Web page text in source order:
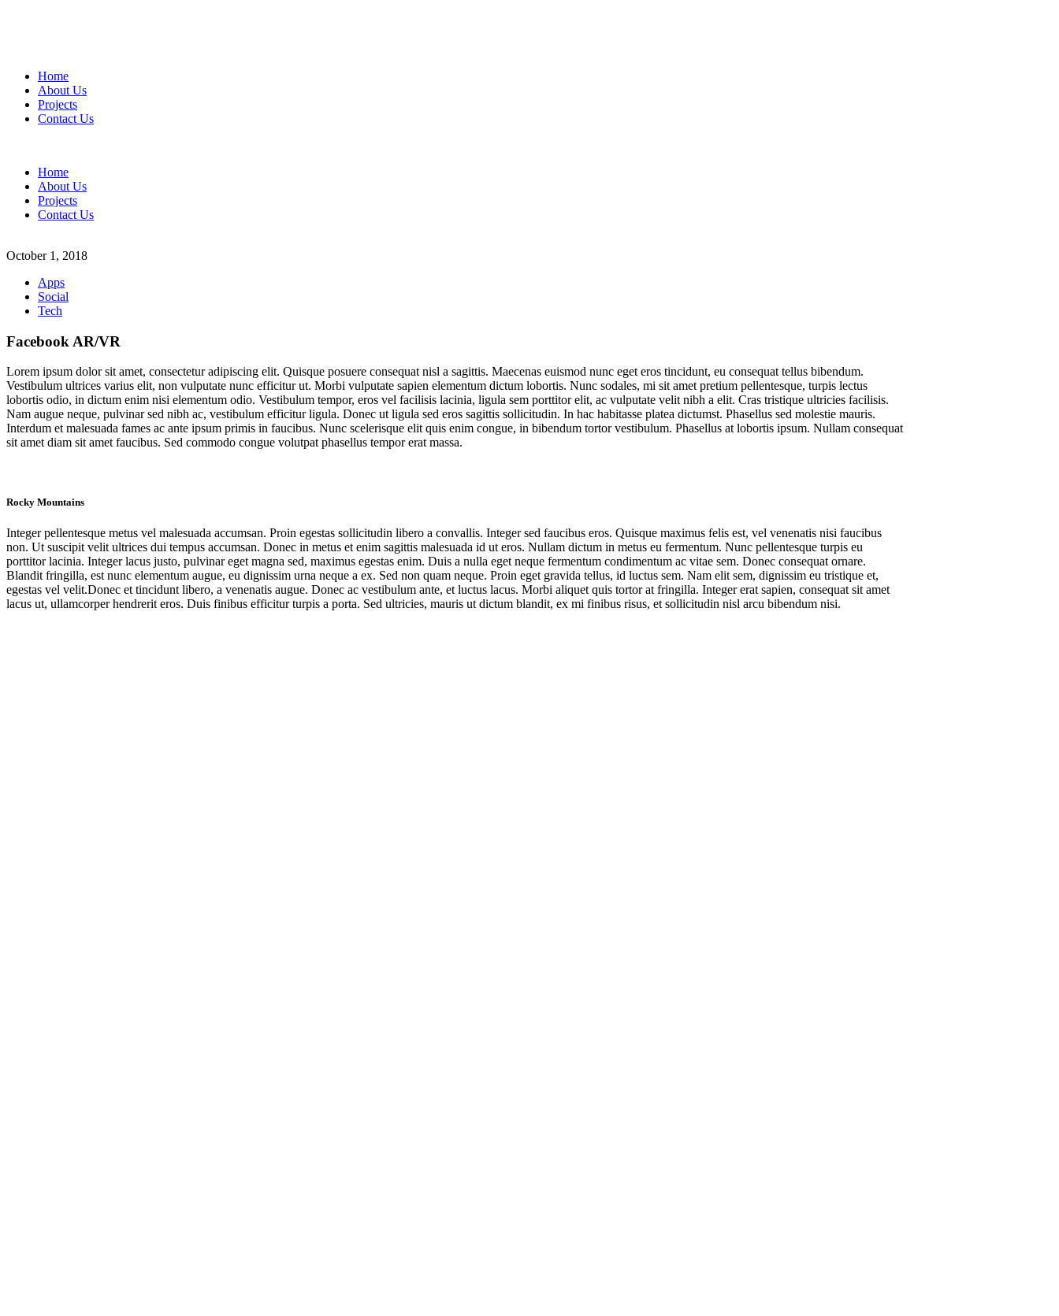
Home
About Us
Projects
Contact Us
Home
About Us
Projects
Contact Us
October 1, 2018
Apps
Social
Tech
Facebook AR/VR
Lorem ipsum dolor sit amet, consectetur adipiscing elit. Quisque posuere consequat nisl a sagittis. Maecenas euismod nunc eget eros tincidunt, eu consequat tellus bibendum.
Vestibulum ultrices varius elit, non vulputate nunc efficitur ut. Morbi vulputate sapien elementum dictum lobortis. Nunc sodales, mi sit amet pretium pellentesque, turpis lectus
lobortis odio, in dictum enim nisi elementum odio. Vestibulum tempor, eros vel facilisis lacinia, ligula sem porttitor elit, ac vulputate velit nibh a elit. Cras tristique ultricies facilisis.
Nam augue neque, pulvinar sed nibh ac, vestibulum efficitur ligula. Donec ut ligula sed eros sagittis sollicitudin. In hac habitasse platea dictumst. Phasellus sed molestie mauris.
Interdum et malesuada fames ac ante ipsum primis in faucibus. Nunc scelerisque elit quis enim congue, in bibendum tortor vestibulum. Phasellus at lobortis ipsum. Nullam consequat
sit amet diam sit amet faucibus. Sed commodo congue volutpat phasellus tempor erat massa.
Rocky Mountains
Integer pellentesque metus vel malesuada accumsan. Proin egestas sollicitudin libero a convallis. Integer sed faucibus eros. Quisque maximus felis est, vel venenatis nisi faucibus
non. Ut suscipit velit ultrices dui tempus accumsan. Donec in metus et enim sagittis malesuada id ut eros. Nullam dictum in metus eu fermentum. Nunc pellentesque turpis eu
porttitor lacinia. Integer lacus justo, pulvinar eget magna sed, maximus egestas enim. Duis a nulla eget neque fermentum condimentum ac vitae sem. Donec consequat ornare.
Blandit fringilla, est nunc elementum augue, eu dignissim urna neque a ex. Sed non quam neque. Proin eget gravida tellus, id luctus sem. Nam elit sem, dignissim eu tristique et,
egestas vel velit.Donec et tincidunt libero, a venenatis augue. Donec ac vestibulum ante, et luctus lacus. Morbi aliquet quis tortor at fringilla. Integer erat sapien, consequat sit amet
lacus ut, ullamcorper hendrerit eros. Duis finibus efficitur turpis a porta. Sed ultricies, mauris ut dictum blandit, ex mi finibus risus, et sollicitudin nisl arcu bibendum nisi.